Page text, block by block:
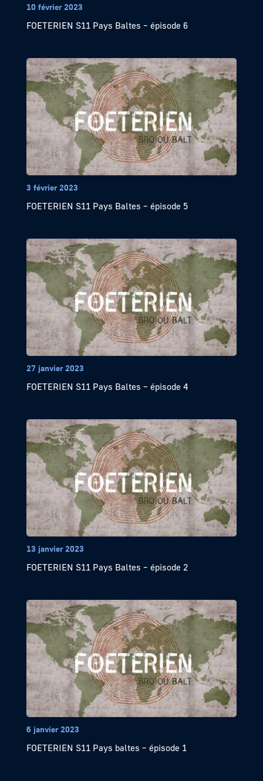
10 février 2023
FOETERIEN S11 Pays Baltes – épisode 6
3 février 2023
FOETERIEN S11 Pays Baltes – épisode 5
27 janvier 2023
FOETERIEN S11 Pays Baltes – épisode 4
13 janvier 2023
FOETERIEN S11 Pays Baltes – épisode 2
6 janvier 2023
FOETERIEN S11 Pays baltes – épisode 1